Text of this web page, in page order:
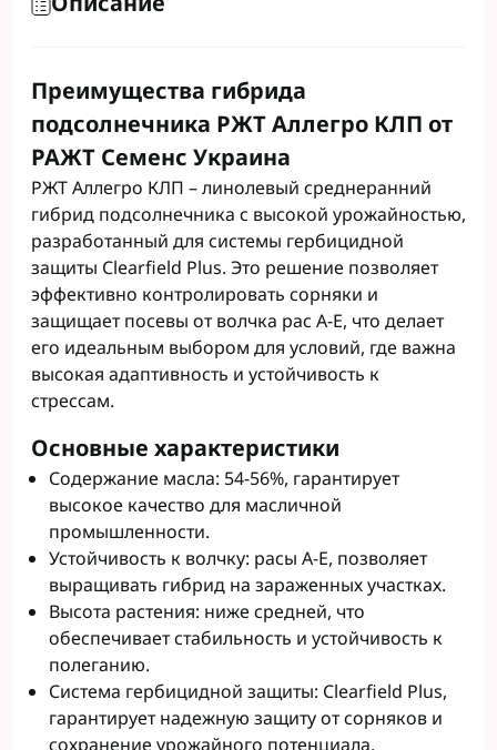
Преимущества гибрида
подсолнечника РЖТ Аллегро КЛП от
РАЖТ Семенс Украина
РЖТ Аллегро КЛП – линолевый среднеранний
гибрид подсолнечника с высокой урожайностью,
разработанный для системы гербицидной
защиты Clearfield Plus. Это решение позволяет
эффективно контролировать сорняки и
защищает посевы от волчка рас A-E, что делает
его идеальным выбором для условий, где важна
высокая адаптивность и устойчивость к
стрессам.
Основные характеристики
Содержание масла: 54-56%, гарантирует
высокое качество для масличной
промышленности.
Устойчивость к волчку: расы A-E, позволяет
выращивать гибрид на зараженных участках.
Высота растения: ниже средней, что
обеспечивает стабильность и устойчивость к
полеганию.
Система гербицидной защиты: Clearfield Plus,
гарантирует надежную защиту от сорняков и
сохранение урожайного потенциала.